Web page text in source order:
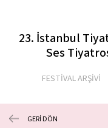
23. İstanbul
Ses
FESTİVAL ARŞİVİ
GERİ DÖN